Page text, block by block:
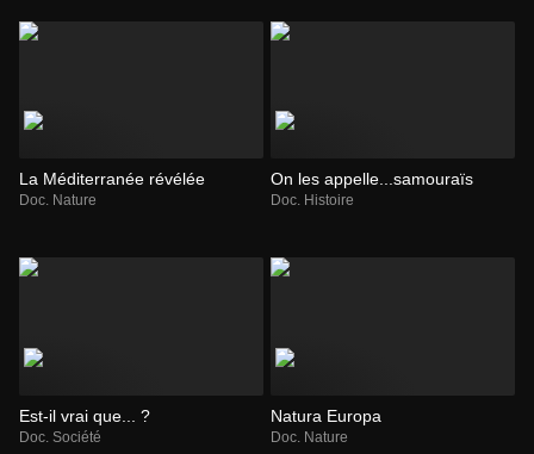
La Méditerranée révélée
Doc. Nature
On les appelle...samouraïs
Doc. Histoire
Est-il vrai que... ?
Doc. Société
Natura Europa
Doc. Nature